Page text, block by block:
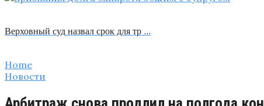
Верховный суд назвал срок для тр …
Home
Новости